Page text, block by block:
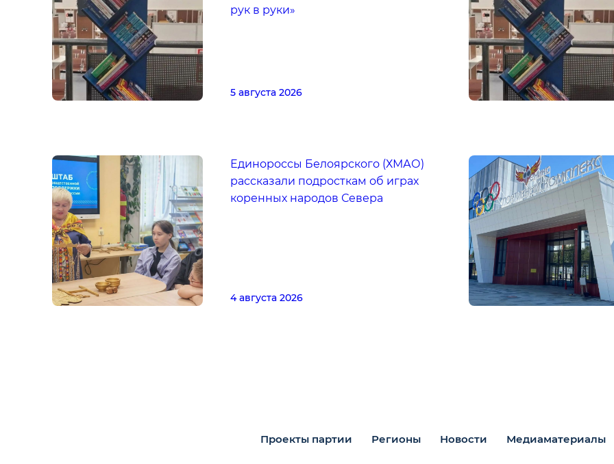
рук в руки»
5 августа 2026
Единороссы Белоярского (ХМАО)
рассказали подросткам об играх
коренных народов Севера
4 августа 2026
Проекты партии Регионы Новости Медиаматериалы